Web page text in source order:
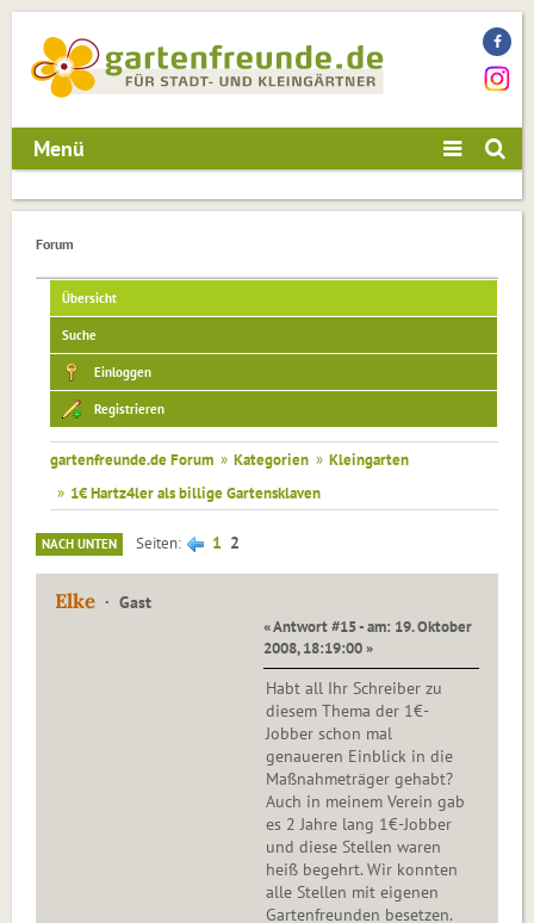
Menü
Forum
Übersicht
Suche
Einloggen
Registrieren
gartenfreunde.de Forum » Kategorien » Kleingarten
» 1€ Hartz4ler als billige Gartensklaven
NACH UNTEN Seiten 1 2
Elke Gast
« Antwort #15 - am: 19. Oktober
2008, 18:19:00 »
Habt all Ihr Schreiber zu
diesem Thema der 1€-
Jobber schon mal
genaueren Einblick in die
Maßnahmeträger gehabt?
Auch in meinem Verein gab
es 2 Jahre lang 1€-Jobber
und diese Stellen waren
heiß begehrt. Wir konnten
alle Stellen mit eigenen
Gartenfreunden besetzen.